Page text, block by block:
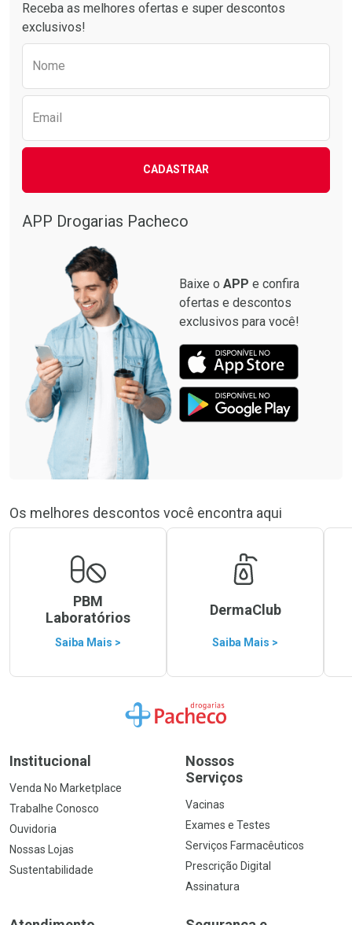
Receba as melhores ofertas e super descontos
exclusivos!
Nome
Email
CADASTRAR
APP Drogarias Pacheco
Baixe o APP e confira
ofertas e descontos
exclusivos para você!
Os melhores descontos você encontra aqui
PBM
Laboratórios
Saiba Mais >
DermaClub
Saiba Mais >
Ir para a Home
Institucional
Venda No Marketplace
Trabalhe Conosco
Ouvidoria
Nossas Lojas
Sustentabilidade
Nossos
Serviços
Vacinas
Exames e Testes
Serviços Farmacêuticos
Prescrição Digital
Assinatura